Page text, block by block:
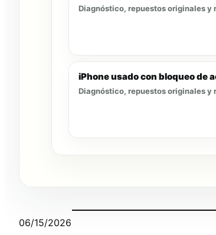
Diagnóstico, repuestos originales y
iPhone usado con bloqueo de
Diagnóstico, repuestos originales y
06/15/2026